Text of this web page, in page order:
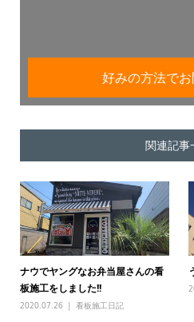
好みの方法で
関連記事
ナウでヤングなお弁当屋さんの看
板施工をしました!!
2020.07.26 看板施工日記